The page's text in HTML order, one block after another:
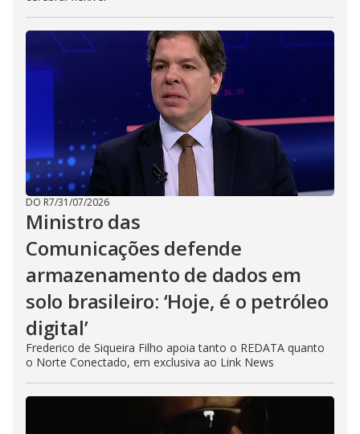
DO R7/31/07/2026
Ministro das
Comunicações defende
armazenamento de dados em
solo brasileiro: ‘Hoje, é o petróleo
digital’
Frederico de Siqueira Filho apoia tanto o REDATA quanto
o Norte Conectado, em exclusiva ao Link News